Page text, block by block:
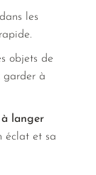
les
objets de
garder à
à langer
éclat et sa